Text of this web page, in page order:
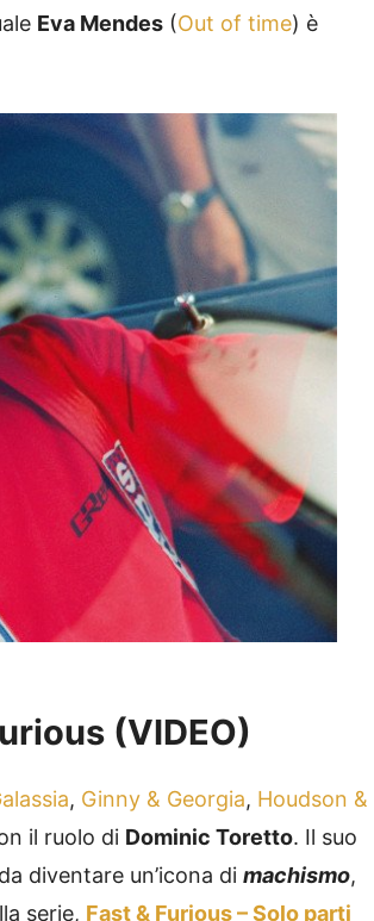
Eva Mendes (Out of time) è
(VIDEO)
, Ginny & Georgia, Houdson &
il ruolo di Dominic Toretto. Il suo
diventare un’icona di machismo,
serie, Fast & Furious – Solo parti